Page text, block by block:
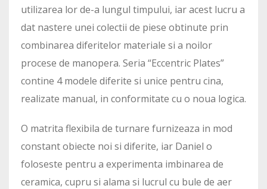
utilizarea lor de-a lungul timpului, iar acest lucru a
dat nastere unei colectii de piese obtinute prin
combinarea diferitelor materiale si a noilor
procese de manopera. Seria “Eccentric Plates”
contine 4 modele diferite si unice pentru cina,
realizate manual, in conformitate cu o noua logica.
O matrita flexibila de turnare furnizeaza in mod
constant obiecte noi si diferite, iar Daniel o
foloseste pentru a experimenta imbinarea de
ceramica, cupru si alama si lucrul cu bule de aer